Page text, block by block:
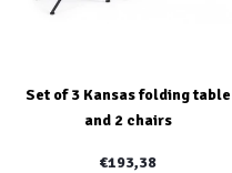
Set of 3 Kansas folding table
and 2 chairs
€193,38